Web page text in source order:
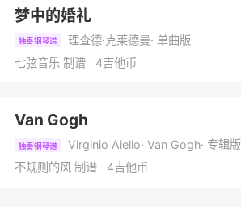
梦中的婚礼
独奏钢琴谱 理查德·克莱德曼· 单曲版
七弦音乐 制谱 4吉他币
Van Gogh
独奏钢琴谱 Virginio Aiello· Van Gogh· 专辑版
不规则的风 制谱 4吉他币